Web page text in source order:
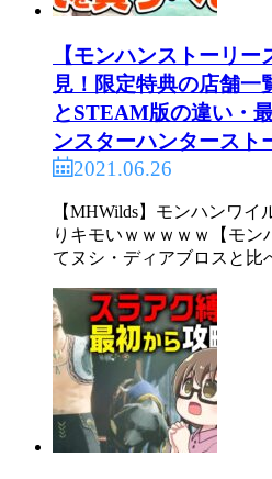
【モンハンストーリ
見！限定特典の店舗一
とSTEAM版の違い・
ンスターハンタースト
2021.06.26
【MHWilds】モンハンワ
りキモいｗｗｗｗｗ【モン
てヌシ・ディアブロスと